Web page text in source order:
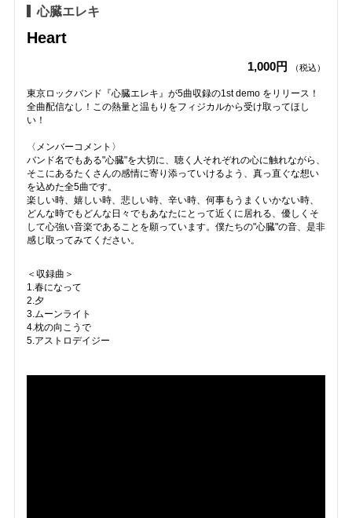
心臓エレキ
Heart
1,000円 （税込）
東京ロックバンド『心臓エレキ』が5曲収録の1st demo をリリース！
全曲配信なし！この熱量と温もりをフィジカルから受け取ってほし
い！
〈メンバーコメント〉
バンド名でもある"心臓"を大切に、聴く人それぞれの心に触れながら、
そこにあるたくさんの感情に寄り添っていけるよう、真っ直ぐな想い
を込めた全5曲です。
楽しい時、嬉しい時、悲しい時、辛い時、何事もうまくいかない時、
どんな時でもどんな日々でもあなたにとって近くに居れる、優しくそ
して心強い音楽であることを願っています。僕たちの"心臓"の音、是非
感じ取ってみてください。
＜収録曲＞
1.春になって
2.夕
3.ムーンライト
4.枕の向こうで
5.アストロデイジー